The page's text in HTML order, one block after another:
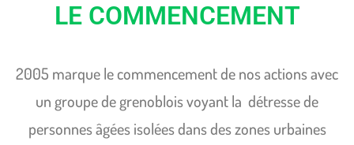
LE COMMENCEMENT
2005 marque le commencement de nos actions avec
un groupe de grenoblois voyant la détresse de
personnes âgées isolées dans des zones urbaines